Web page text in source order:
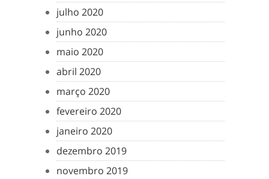
julho 2020
junho 2020
maio 2020
abril 2020
março 2020
fevereiro 2020
janeiro 2020
dezembro 2019
novembro 2019